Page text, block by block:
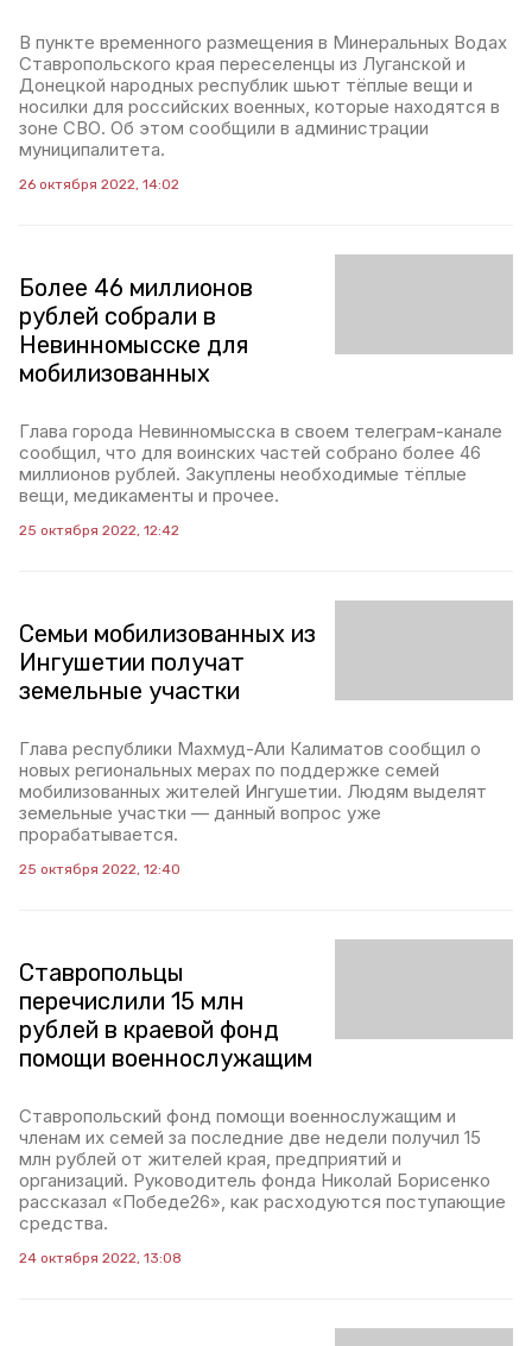
В пункте временного размещения в Минеральных Водах
Ставропольского края переселенцы из Луганской и
Донецкой народных республик шьют тёплые вещи и
носилки для российских военных, которые находятся в
зоне СВО. Об этом сообщили в администрации
муниципалитета.
26 октября 2022, 14:02
Более 46 миллионов
рублей собрали в
Невинномысске для
мобилизованных
Глава города Невинномысска в своем телеграм-канале
сообщил, что для воинских частей собрано более 46
миллионов рублей. Закуплены необходимые тёплые
вещи, медикаменты и прочее.
25 октября 2022, 12:42
Семьи мобилизованных из
Ингушетии получат
земельные участки
Глава республики Махмуд-Али Калиматов сообщил о
новых региональных мерах по поддержке семей
мобилизованных жителей Ингушетии. Людям выделят
земельные участки — данный вопрос уже
прорабатывается.
25 октября 2022, 12:40
Ставропольцы
перечислили 15 млн
рублей в краевой фонд
помощи военнослужащим
Ставропольский фонд помощи военнослужащим и
членам их семей за последние две недели получил 15
млн рублей от жителей края, предприятий и
организаций. Руководитель фонда Николай Борисенко
рассказал «Победе26», как расходуются поступающие
средства.
24 октября 2022, 13:08